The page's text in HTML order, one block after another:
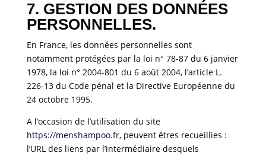
7. GESTION DES DONNÉES
PERSONNELLES.
En France, les données personnelles sont
notamment protégées par la loi n° 78-87 du 6 janvier
1978, la loi n° 2004-801 du 6 août 2004, l’article L.
226-13 du Code pénal et la Directive Européenne du
24 octobre 1995.
A l’occasion de l’utilisation du site
https://menshampoo.fr, peuvent êtres recueillies :
l’URL des liens par l’intermédiaire desquels